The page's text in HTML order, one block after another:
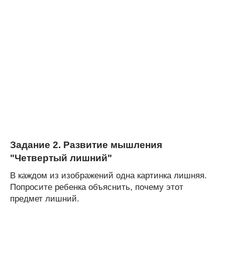
Задание 2. Развитие мышления
"Четвертый лишний"
В каждом из изображений одна картинка лишняя.
Попросите ребенка объяснить, почему этот
предмет лишний.